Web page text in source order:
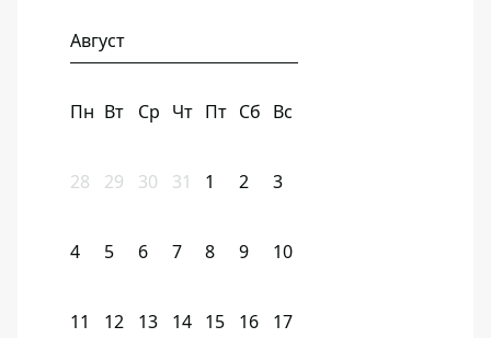
Август
Пн Вт Ср Чт Пт Сб Вс
28 29 30 31 1 2 3
4 5 6 7 8 9 10
11 12 13 14 15 16 17